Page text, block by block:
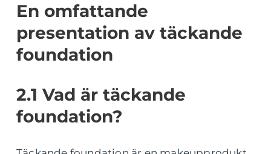
En omfattande
presentation av täckande
foundation
2.1 Vad är täckande
foundation?